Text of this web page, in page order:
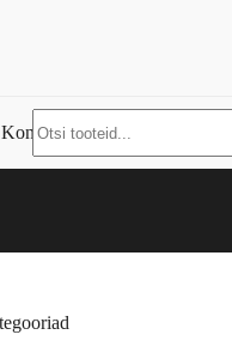
Kontakt
results